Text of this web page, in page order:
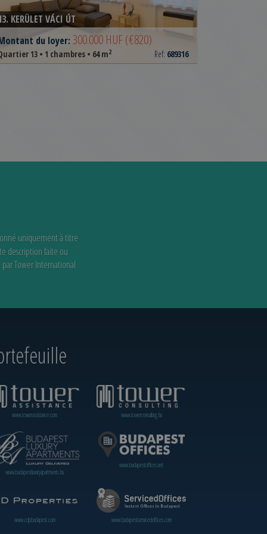
KERÜLET VÁCI ÚT
du loyer: 300.000 HUF(€820)
13 • 1 chambres • 64 m2 Ref: 689316
uniquement à titre
description faite ou
Tower International
www.towerassistance.com www.towerconsulting.hu
www.budapestluxuryapartments.hu
www.budapestoffices.net
www.cdpbudapest.com www.budapestservicedoffices.com